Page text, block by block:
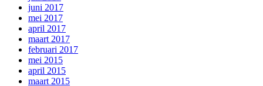
juni 2017
mei 2017
april 2017
maart 2017
februari 2017
mei 2015
april 2015
maart 2015